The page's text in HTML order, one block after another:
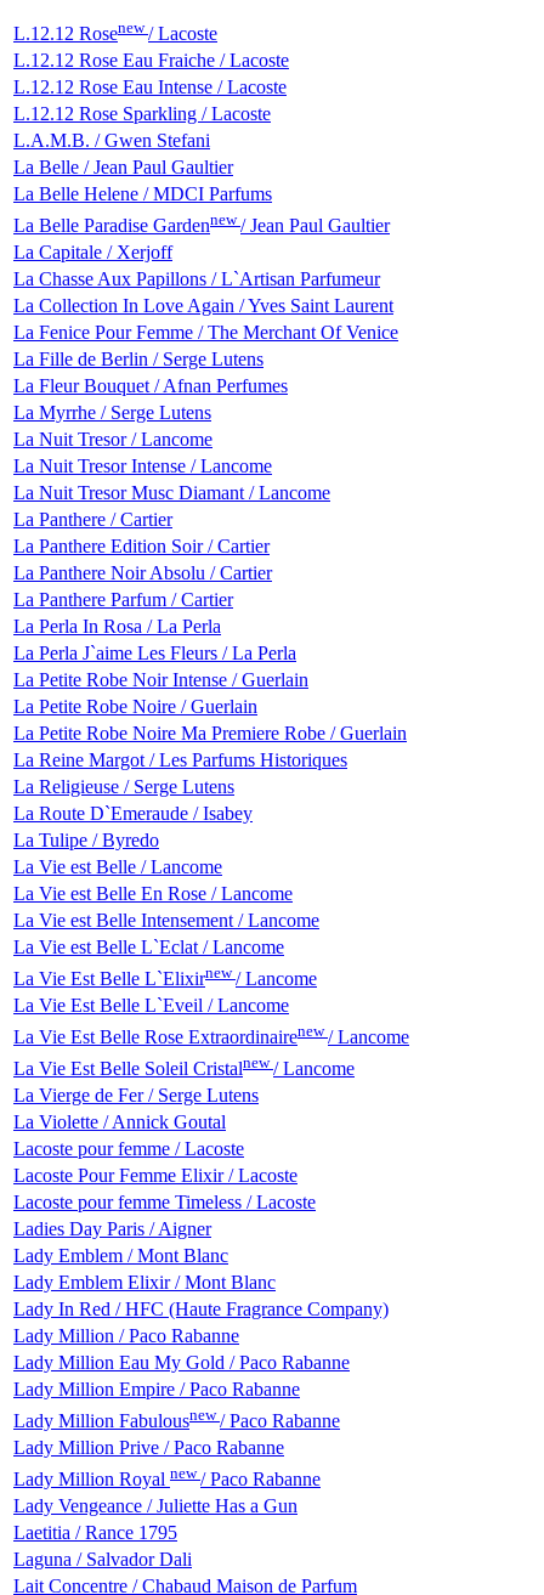
L.12.12 Rosenew/ Lacoste
L.12.12 Rose Eau Fraiche / Lacoste
L.12.12 Rose Eau Intense / Lacoste
L.12.12 Rose Sparkling / Lacoste
L.A.M.B. / Gwen Stefani
La Belle / Jean Paul Gaultier
La Belle Helene / MDCI Parfums
La Belle Paradise Gardennew/ Jean Paul Gaultier
La Capitale / Xerjoff
La Chasse Aux Papillons / L`Artisan Parfumeur
La Collection In Love Again / Yves Saint Laurent
La Fenice Pour Femme / The Merchant Of Venice
La Fille de Berlin / Serge Lutens
La Fleur Bouquet / Afnan Perfumes
La Myrrhe / Serge Lutens
La Nuit Tresor / Lancome
La Nuit Tresor Intense / Lancome
La Nuit Tresor Musc Diamant / Lancome
La Panthere / Cartier
La Panthere Edition Soir / Cartier
La Panthere Noir Absolu / Cartier
La Panthere Parfum / Cartier
La Perla In Rosa / La Perla
La Perla J`aime Les Fleurs / La Perla
La Petite Robe Noir Intense / Guerlain
La Petite Robe Noire / Guerlain
La Petite Robe Noire Ma Premiere Robe / Guerlain
La Reine Margot / Les Parfums Historiques
La Religieuse / Serge Lutens
La Route D`Emeraude / Isabey
La Tulipe / Byredo
La Vie est Belle / Lancome
La Vie est Belle En Rose / Lancome
La Vie est Belle Intensement / Lancome
La Vie est Belle L`Eclat / Lancome
La Vie Est Belle L`Elixirnew/ Lancome
La Vie Est Belle L`Eveil / Lancome
La Vie Est Belle Rose Extraordinairenew/ Lancome
La Vie Est Belle Soleil Cristalnew/ Lancome
La Vierge de Fer / Serge Lutens
La Violette / Annick Goutal
Lacoste pour femme / Lacoste
Lacoste Pour Femme Elixir / Lacoste
Lacoste pour femme Timeless / Lacoste
Ladies Day Paris / Aigner
Lady Emblem / Mont Blanc
Lady Emblem Elixir / Mont Blanc
Lady In Red / HFC (Haute Fragrance Company)
Lady Million / Paco Rabanne
Lady Million Eau My Gold / Paco Rabanne
Lady Million Empire / Paco Rabanne
Lady Million Fabulousnew/ Paco Rabanne
Lady Million Prive / Paco Rabanne
Lady Million Royal new/ Paco Rabanne
Lady Vengeance / Juliette Has a Gun
Laetitia / Rance 1795
Laguna / Salvador Dali
Lait Concentre / Chabaud Maison de Parfum